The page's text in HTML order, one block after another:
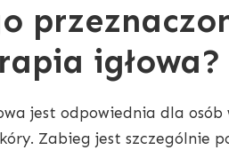
igłowa?
jest odpowiednia dla
Zabieg jest szczególnie